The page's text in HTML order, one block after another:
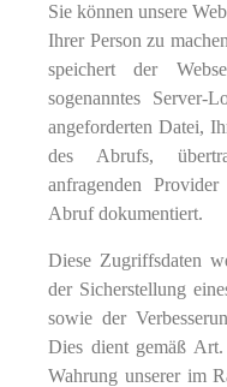
Sie können unsere
Ihrer Person zu
speichert der
sogenanntes
angeforderten Datei,
des Abrufs,
anfragenden
Abruf dokumentiert.
Diese Zugriffsdaten
der Sicherstellung
sowie der
Dies dient gemäß
Wahrung unserer im